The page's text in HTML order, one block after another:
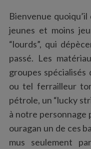
Bienvenue
jeunes et moins
“lourds”, qui
passé. Les
groupes
ou tel ferrailleur
pétrole, un “lucky
à notre personnage
ouragan un de ces
mus seulement